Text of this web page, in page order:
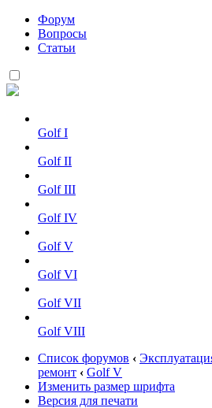
Форум
Вопросы
Статьи
Golf I
Golf II
Golf III
Golf IV
Golf V
Golf VI
Golf VII
Golf VIII
Список форумов ‹
ремонт ‹ Golf V
Изменить размер шрифта
Версия для печати